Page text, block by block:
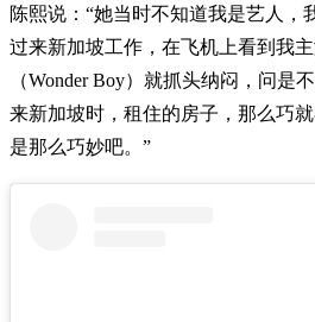
陈熙说：“她当时不知道我是艺人，
过来新加坡工作，在飞机上看到我主
（Wonder Boy）就抓头纳闷，问是
来新加坡时，租住的房子，那么巧
是那么巧妙吧。”